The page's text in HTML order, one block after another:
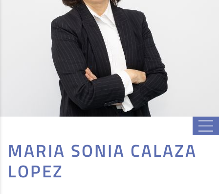
MARIA SONIA CALAZA
LOPEZ